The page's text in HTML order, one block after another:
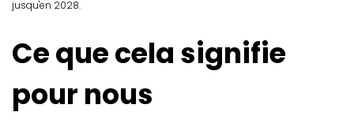
jusqu'en 2028.
Ce que cela signifie
pour nous